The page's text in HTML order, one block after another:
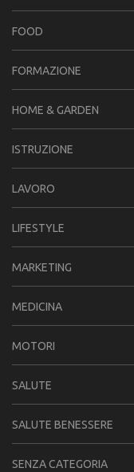
FOOD
FORMAZIONE
HOME & GARDEN
ISTRUZIONE
LAVORO
LIFESTYLE
MARKETING
MEDICINA
MOTORI
SALUTE
SALUTE BENESSERE
SENZA CATEGORIA